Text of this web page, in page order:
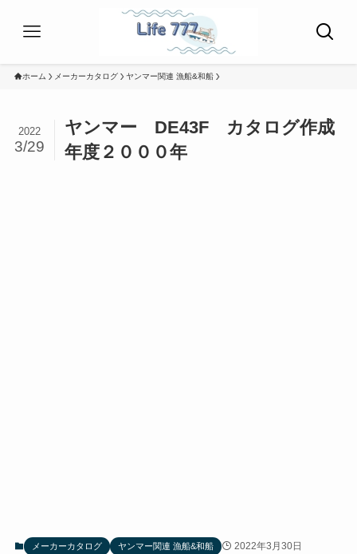
ホーム メーカーカタログ ヤンマー関連 漁船&和船
ヤンマー DE43F カタログ作成
年度２０００年
2022
3/29
メーカーカタログ ヤンマー関連 漁船&和船 2022年3月30日